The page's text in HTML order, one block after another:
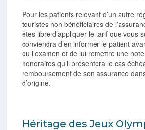
Pour les patients relevant d’un autre
touristes non bénéficiaires de
êtes libre d’appliquer le tarif que vous
conviendra d’en informer le patient
ou l’examen et de lui remettre une
honoraires qu’il présentera le cas
remboursement de son assurance
d’origine.
Héritage des Jeux